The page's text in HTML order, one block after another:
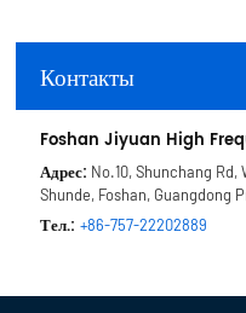
Контакты
Foshan Jiyuan High
Адрес: No.10, Shunchang
Shunde, Foshan, Guangdong
Тел.: +86-757-22202889